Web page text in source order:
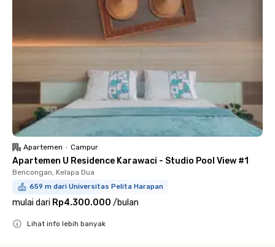
Apartemen • Campur
Apartemen U Residence Karawaci - Studio Pool View #1
Bencongan, Kelapa Dua
659 m dari Universitas Pelita Harapan
mulai dari Rp4.300.000 /bulan
Lihat info lebih banyak